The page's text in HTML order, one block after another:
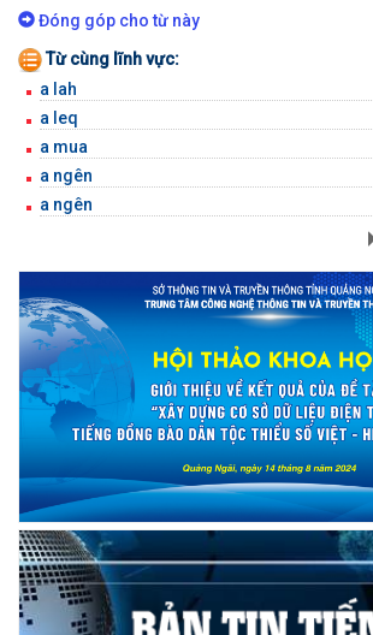
BỘ GÕ
Đóng góp cho từ này
Từ cùng lĩnh vực:
a lah
a leq
a mua
a ngên
a ngên